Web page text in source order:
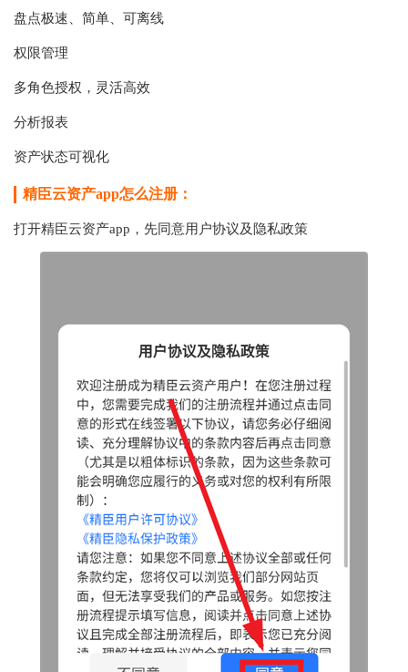
盘点极速、简单、可离线
权限管理
多角色授权，灵活高效
分析报表
资产状态可视化
精臣云资产app怎么注册：
打开精臣云资产app， 先同意用户协议及隐私政策